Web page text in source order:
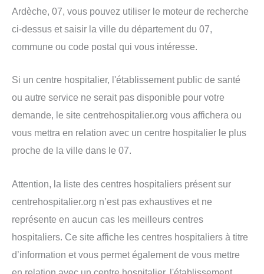
Ardèche, 07, vous pouvez utiliser le moteur de recherche
ci-dessus et saisir la ville du département du 07,
commune ou code postal qui vous intéresse.
Si un centre hospitalier, l'établissement public de santé
ou autre service ne serait pas disponible pour votre
demande, le site centrehospitalier.org vous affichera ou
vous mettra en relation avec un centre hospitalier le plus
proche de la ville dans le 07.
Attention, la liste des centres hospitaliers présent sur
centrehospitalier.org n’est pas exhaustives et ne
représente en aucun cas les meilleurs centres
hospitaliers. Ce site affiche les centres hospitaliers à titre
d’information et vous permet également de vous mettre